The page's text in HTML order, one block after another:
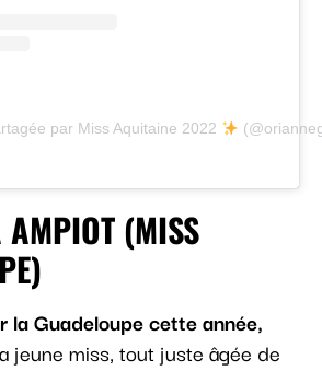
par Miss Aquitaine 2022
(MISS
la Guadeloupe cette année,
jeune miss, tout juste âgée de